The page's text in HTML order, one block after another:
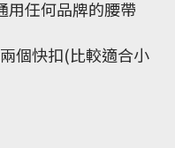
任何品牌的腰帶
個快扣(比較適合小